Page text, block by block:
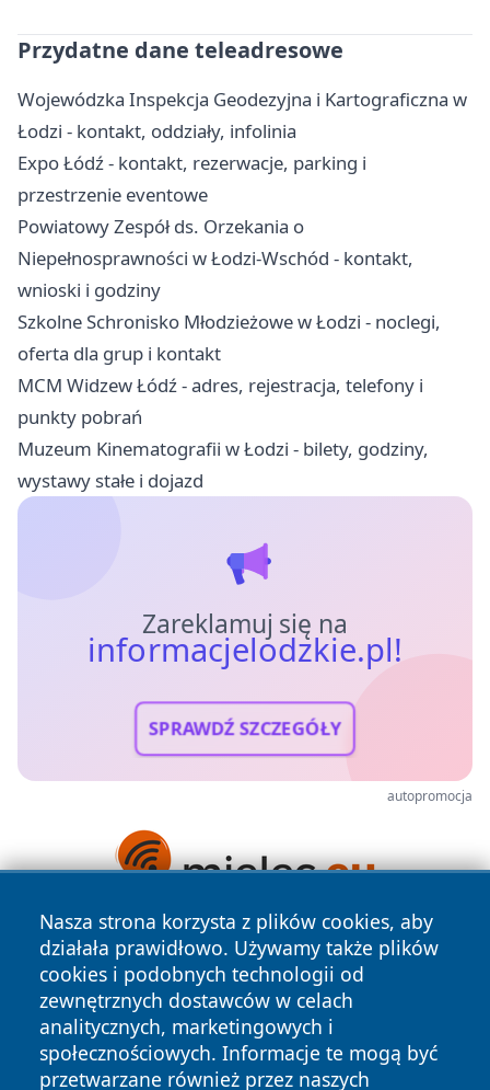
Przydatne dane teleadresowe
Wojewódzka Inspekcja Geodezyjna i Kartograficzna w
Łodzi - kontakt, oddziały, infolinia
Expo Łódź - kontakt, rezerwacje, parking i
przestrzenie eventowe
Powiatowy Zespół ds. Orzekania o
Niepełnosprawności w Łodzi-Wschód - kontakt,
wnioski i godziny
Szkolne Schronisko Młodzieżowe w Łodzi - noclegi,
oferta dla grup i kontakt
MCM Widzew Łódź - adres, rejestracja, telefony i
punkty pobrań
Muzeum Kinematografii w Łodzi - bilety, godziny,
wystawy stałe i dojazd
Zareklamuj się na
informacjelodzkie.pl!
SPRAWDŹ SZCZEGÓŁY
autopromocja
Nasza strona korzysta z plików cookies, aby
działała prawidłowo. Używamy także plików
cookies i podobnych technologii od
zewnętrznych dostawców w celach
analitycznych, marketingowych i
społecznościowych. Informacje te mogą być
przetwarzane również przez naszych
Copyright © 2026 informacjelodzkie.pl Wszystkie prawa